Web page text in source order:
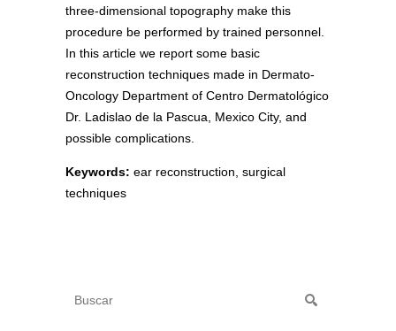
three-dimensional topography make this
procedure be performed by trained personnel.
In this article we report some basic
reconstruction techniques made in Dermato-
Oncology Department of Centro Dermatológico
Dr. Ladislao de la Pascua, Mexico City, and
possible complications.
Keywords: ear reconstruction, surgical
techniques